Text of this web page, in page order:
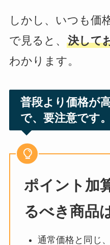
しかし、いつも価
で見ると、 決して
わかります。
普段より価格が
で、要注意です。
ポイント加
るべき商品
通常価格と同じ